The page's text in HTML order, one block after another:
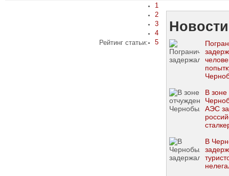
Рейтинг статьи:
1
2
3
4
5
В зоне
АЭС
В